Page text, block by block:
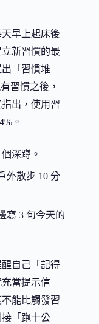
早上起床後
新習慣的最
出「習慣堆
習慣之後，
出，使用習
。
深蹲。
外散步 10 分
寫 3 句今天的
自己「記得
當提示信
能比觸發習
「跑十公